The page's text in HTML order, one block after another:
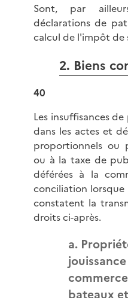
Sont, par
déclarations de
calcul de l'impôt de
2. Biens
40
Les insuffisances
dans les actes et
proportionnels ou
ou à la taxe de
déférées à la
conciliation lorsque
constatent la
droits ci-après.
a.
bateaux